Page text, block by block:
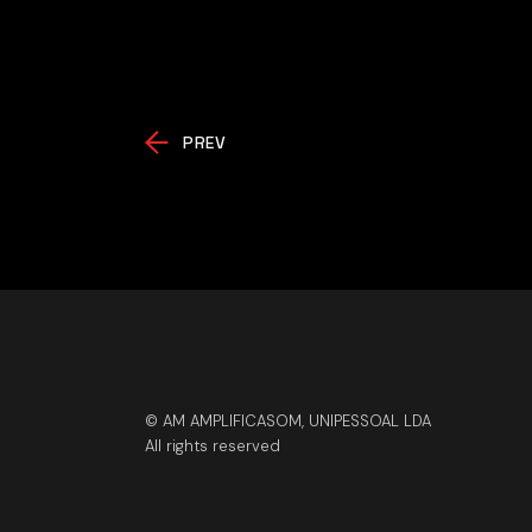
PREV
© AM AMPLIFICASOM, UNIPESSOAL LDA
All rights reserved